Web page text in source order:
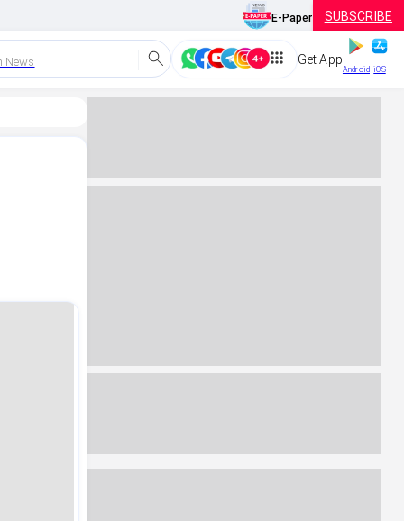
E-Paper SUBSCRIBE
News Get App
Android iOS